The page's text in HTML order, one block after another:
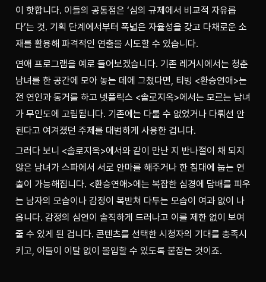
이 핫합니다. 이들의 공통점은 ‘심의 규제에서 비교적 자유롭
다’는 것. 기획 단계에서부터 폭넓은 자율성을 갖고 다채로운 소
재를 활용해 파격적인 연출을 시도할 수 있습니다.
연애 프로그램을 예로 들어보겠습니다. 기존 레거시에서는 청춘
남녀를 한 공간에 모아 놓는 데에 그쳤다면, 티빙 <환승연애>는
전 연인과 동거를 하고 넷플릭스 <솔로지옥>에서는 모르는 남녀
가 무인도에 고립됩니다. 기존에는 다룰 수 없었거나 다뤄선 안
된다고 여겨졌던 주제를 대범하게 사용한 겁니다.
그러다 보니 <솔로지옥>에서와 같이 만난 지 반나절이 채 되지
않은 남녀가 스파에서 서로 안마를 해주거나 한 침대에 눕는 연
출이 가능해집니다. <환승연애>에는 복잡한 심경에 담배를 피우
는 남자의 모습이나 감정이 복받쳐 다투는 모습이 여과 없이 나
옵니다. 감정의 심연이 솔직하게 드러나고 이를 제한 없이 보여
줄 수 있게 된 겁니다. 콘텐츠를 선택한 시청자의 기대를 충족시
키고, 이들이 이탈 없이 몰입할 수 있도록 붙잡는 것이죠.